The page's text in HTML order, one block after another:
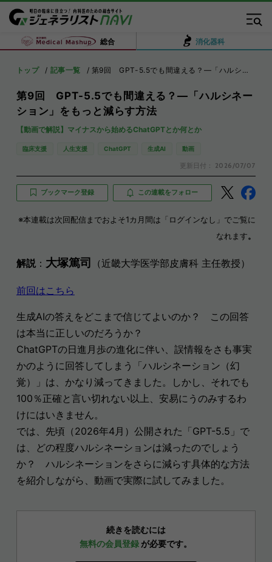
総合 消化器科
トップ 記事一覧 第9回 GPT-5.5でも間違える？―「ハルシネーション」をもっと減らす方法
第9回 GPT-5.5でも間違える？―「ハルシネー
ション」をもっと減らす方法
【動画で解説】マイナスから始めるChatGPTとか何とか
臨床支援 人生支援 ChatGPT 生成AI 動画
更新日付： 2026/07/07
ブックマーク登録 この連載をフォロー
※本連載は次回配信までおよそ1カ月間は「ログインなし」でご覧に
なれます。
解説： 大塚篤司 （近畿大学医学部皮膚科 主任教授）
前回はこちら
生成AIの答えをどこまで信じてよいのか？ この回答
は本当に正しいのだろうか？
ChatGPTの日進月歩の進化に伴い、誤情報をさも事実
かのように回答してしまう「ハルシネーション（幻
覚）」は、かなり減ってきました。しかし、それでも
100％正確と言い切れない以上、安易にうのみするわ
けにはいきません。
では、先頃（2026年4月）公開された「GPT-5.5」で
は、どの程度ハルシネーションは減ったのでしょう
か？ ハルシネーションをさらに減らす具体的な方法
を紹介しながら、動画で実際に試してみました。
続きを読むには
無料の会員登録 が必要です。